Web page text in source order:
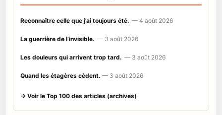
Reconnaître celle que j’ai toujours été. — 4 août 2026
La guerrière de l’invisible. — 3 août 2026
Les douleurs qui arrivent trop tard. — 3 août 2026
Quand les étagères cèdent. — 3 août 2026
→ Voir le Top 100 des articles (archives)